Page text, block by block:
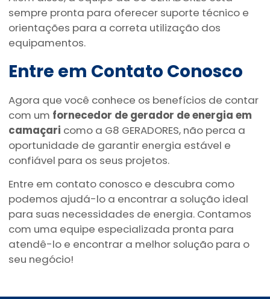
sempre pronta para oferecer suporte técnico e
orientações para a correta utilização dos
equipamentos.
Entre em Contato Conosco
Agora que você conhece os benefícios de contar
com um fornecedor de gerador de energia em
camaçari como a G8 GERADORES, não perca a
oportunidade de garantir energia estável e
confiável para os seus projetos.
Entre em contato conosco e descubra como
podemos ajudá-lo a encontrar a solução ideal
para suas necessidades de energia. Contamos
com uma equipe especializada pronta para
atendê-lo e encontrar a melhor solução para o
seu negócio!